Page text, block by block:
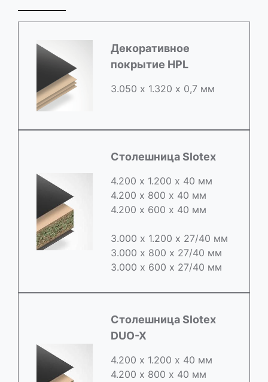
Декоративное
покрытие HPL
3.050 х 1.320 х 0,7 мм
Столешница Slotex
4.200 х 1.200 х 40 мм
4.200 х 800 х 40 мм
4.200 х 600 х 40 мм
3.000 х 1.200 х 27/40 мм
3.000 х 800 х 27/40 мм
3.000 х 600 х 27/40 мм
Cтолешница Slotex
DUO-X
4.200 х 1.200 х 40 мм
4.200 х 800 х 40 мм